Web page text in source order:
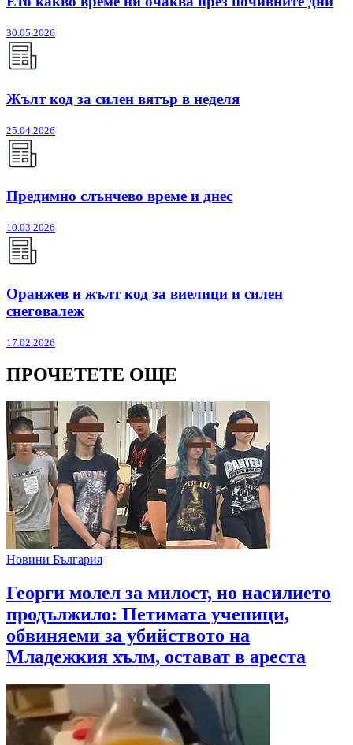
30.05.2026
Жълт код за силен вятър в неделя
25.04.2026
Предимно слънчево време и днес
10.03.2026
Оранжев и жълт код за виелици и силен
снеговалеж
17.02.2026
ПРОЧЕТЕТЕ ОЩЕ
Новини България
Георги молел за милост, но насилието
продължило: Петимата ученици,
обвиняеми за убийството на
Младежкия хълм, остават в ареста